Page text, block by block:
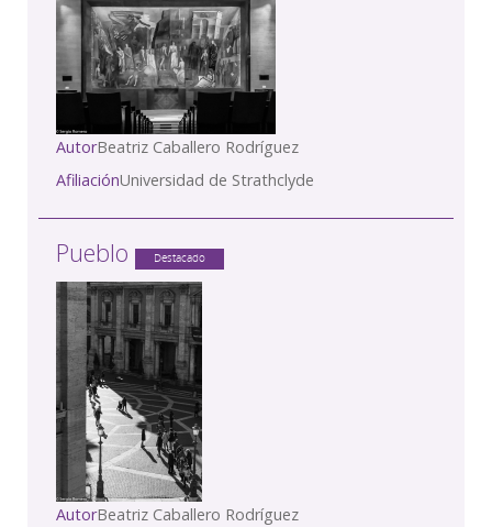
AutorBeatriz Caballero Rodríguez
AfiliaciónUniversidad de Strathclyde
Pueblo Destacado
AutorBeatriz Caballero Rodríguez